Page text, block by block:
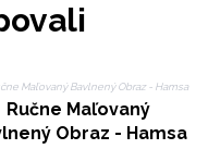
Ručne Maľovaný
Obraz - Hamsa